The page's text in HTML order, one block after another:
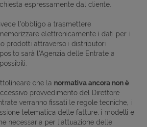
espressamente dal cliente.
l’obbligo a trasmettere
elettronicamente i dati per i
prodotti attraverso i distributori
sarà l'Agenzia delle Entrate a
che la normativa ancora non è
provvedimento del Direttore
verranno fissati le regole tecniche, i
telematica delle fatture, i modelli e
necessaria per l'attuazione delle